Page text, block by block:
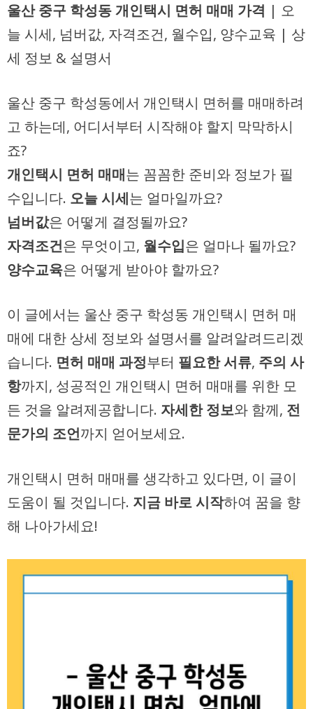
울산 중구 학성동 개인택시 면허 매매 가격 | 오
늘 시세, 넘버값, 자격조건, 월수입, 양수교육 | 상
세 정보 & 설명서
울산 중구 학성동에서 개인택시 면허를 매매하려
고 하는데, 어디서부터 시작해야 할지 막막하시
죠?
개인택시 면허 매매는 꼼꼼한 준비와 정보가 필
수입니다. 오늘 시세는 얼마일까요?
넘버값은 어떻게 결정될까요?
자격조건은 무엇이고, 월수입은 얼마나 될까요?
양수교육은 어떻게 받아야 할까요?
이 글에서는 울산 중구 학성동 개인택시 면허 매
매에 대한 상세 정보와 설명서를 알려알려드리겠
습니다. 면허 매매 과정부터 필요한 서류, 주의 사
항까지, 성공적인 개인택시 면허 매매를 위한 모
든 것을 알려제공합니다. 자세한 정보와 함께, 전
문가의 조언까지 얻어보세요.
개인택시 면허 매매를 생각하고 있다면, 이 글이
도움이 될 것입니다. 지금 바로 시작하여 꿈을 향
해 나아가세요!